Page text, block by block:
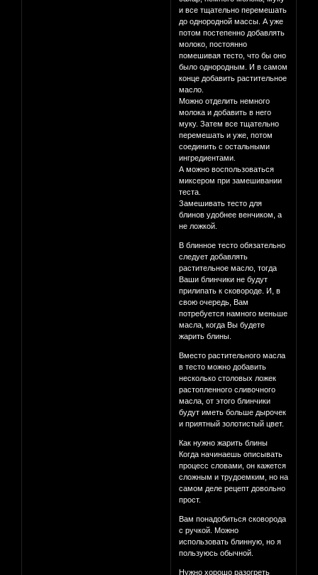
и все тщательно перемешать
до однородной массы. А уже
потом постепенно добавлять
молоко, постоянно
помешивая тесто, что бы оно
было однородным. И в самом
конце добавить растительное
масло.
Можно отделить немного
молока и добавить в него
муку. Затем все тщательно
перемешать и уже, потом
соединить с остальными
ингредиентами.
А можно воспользоваться
миксером при замешивании
теста.
Замешивать тесто для
блинов удобнее венчиком, а
не ложкой.
В блинное тесто обязательно
следует добавлять
растительное масло, тогда
Ваши блинчики не будут
прилипать к сковороде. И, в
свою очередь, Вам
потребуется намного меньше
масла, когда Вы будете
жарить блины.
Вместо растительного масла
в тесто можно добавить
несколько столовых ложек
растопленного сливочного
масла, от этого блинчики
будут иметь больше дырочек
и приятный золотистый цвет.
Как нужно жарить блины
Когда начинаешь описывать
процесс словами, он кажется
сложным и трудоемким, но на
самом деле рецепт довольно
прост.
Вам понадобиться сковорода
с ручкой. Можно
использовать блинную, но я
пользуюсь обычной.
Нужно хорошо разогреть